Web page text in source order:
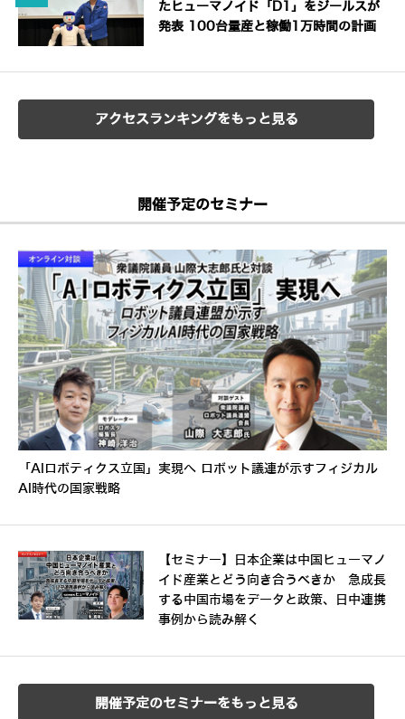
たヒューマノイド「D1」をジールスが
発表 100台量産と稼働1万時間の計画
アクセスランキングをもっと見る
開催予定のセミナー
「AIロボティクス立国」実現へ ロボット議連が示すフィジカル
AI時代の国家戦略
【セミナー】日本企業は中国ヒューマノ
イド産業とどう向き合うべきか 急成長
する中国市場をデータと政策、日中連携
事例から読み解く
開催予定のセミナーをもっと見る